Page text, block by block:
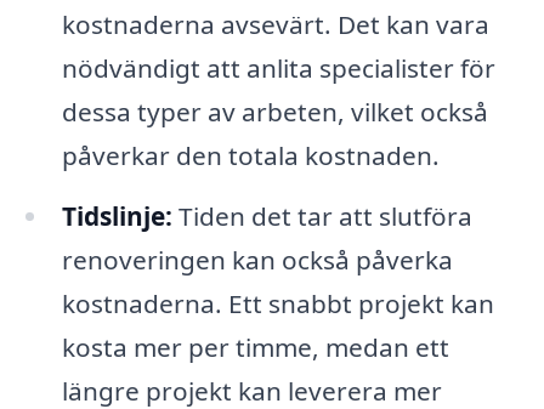
kostnaderna avsevärt. Det kan vara
nödvändigt att anlita specialister för
dessa typer av arbeten, vilket också
påverkar den totala kostnaden.
Tidslinje: Tiden det tar att slutföra
renoveringen kan också påverka
kostnaderna. Ett snabbt projekt kan
kosta mer per timme, medan ett
längre projekt kan leverera mer